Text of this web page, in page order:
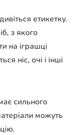
етикетку.
з якого
на іграшці
ніс, очі і інші
сильного
можуть